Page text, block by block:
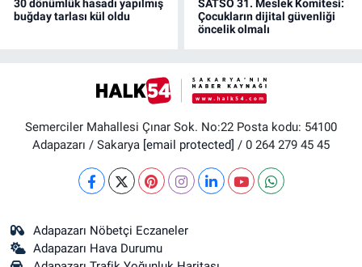
30 dönümlük hasadı yapılmış
buğday tarlası kül oldu
SATSO 31. Meslek Komitesi:
Çocukların dijital güvenliği
öncelik olmalı
Semerciler Mahallesi Çınar Sok. No:22 Posta kodu: 54100
Adapazarı / Sakarya [email protected] / 0 264 279 45 45
Adapazarı Nöbetçi Eczaneler
Adapazarı Hava Durumu